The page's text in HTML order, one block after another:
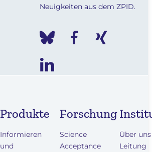
Neuigkeiten aus dem ZPID.
Produkte
Informieren
und
Forschung
Science
Acceptance
Über uns
Leitung